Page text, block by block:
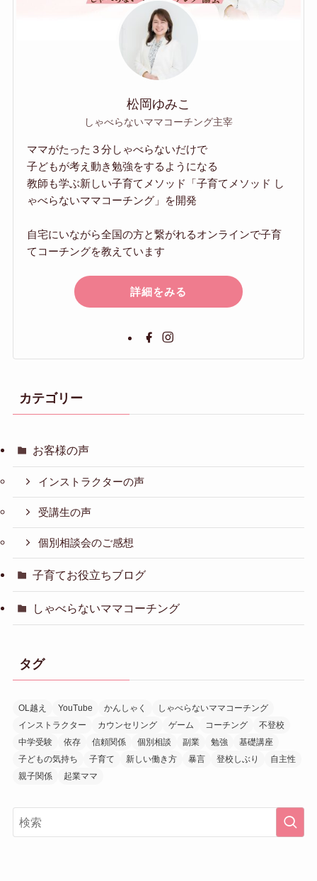
松岡ゆみこ
しゃべらないママコーチング主宰
ママがたった３分しゃべらないだけで
子どもが考え動き勉強をするようになる
教師も学ぶ新しい子育てメソッド「子育てメソッド し
ゃべらないママコーチング」を開発
自宅にいながら全国の方と繋がれるオンラインで子育
てコーチングを教えています
詳細をみる
カテゴリー
お客様の声
インストラクターの声
受講生の声
個別相談会のご感想
子育てお役立ちブログ
しゃべらないママコーチング
タグ
OL越え YouTube かんしゃく
しゃべらないママコーチング
インストラクター
カウンセリング ゲーム コーチング
不登校
中学受験
依存 信頼関係 個別相談 副業 勉強
基礎講座
子どもの気持ち
子育て 新しい働き方 暴言 登校しぶり
自主性
親子関係
起業ママ